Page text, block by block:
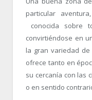
particular
conocida sobre
convirtiéndose en
la gran variedad
ofrece tanto en
su cercanía con las
o en sentido